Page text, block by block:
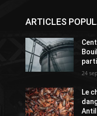
ARTICLES
24
Le